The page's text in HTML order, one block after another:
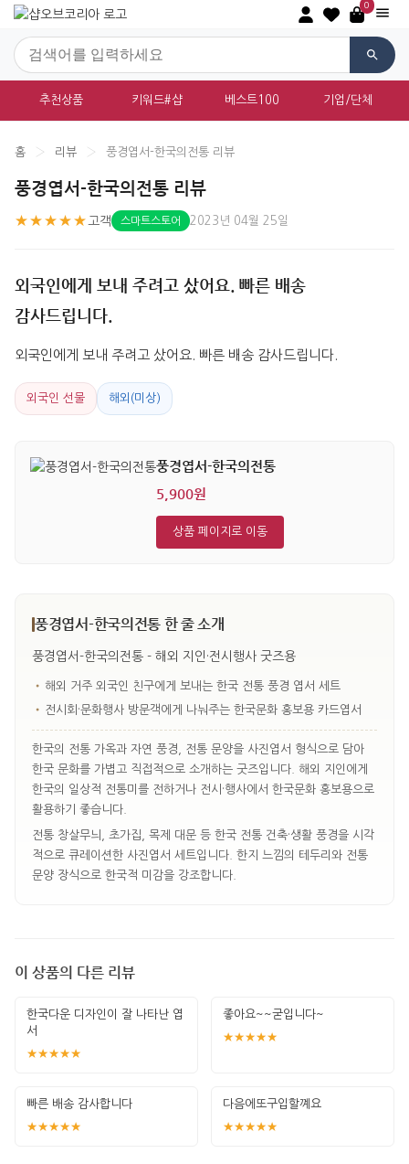
0
추천상품 키워드#샵 베스트100 기업/단체
홈 › 리뷰 › 풍경엽서-한국의전통 리뷰
풍경엽서-한국의전통 리뷰
★★★★★ 고객 스마트스토어 2023년 04월 25일
외국인에게 보내 주려고 샀어요. 빠른 배송
감사드립니다.
외국인에게 보내 주려고 샀어요. 빠른 배송 감사드립니다.
외국인 선물 해외(미상)
풍경엽서-한국의전통
5,900원
상품 페이지로 이동
풍경엽서-한국의전통 한 줄 소개
풍경엽서-한국의전통 - 해외 지인·전시행사 굿즈용
• 해외 거주 외국인 친구에게 보내는 한국 전통 풍경 엽서 세트
• 전시회·문화행사 방문객에게 나눠주는 한국문화 홍보용 카드엽서
한국의 전통 가옥과 자연 풍경, 전통 문양을 사진엽서 형식으로 담아
한국 문화를 가볍고 직접적으로 소개하는 굿즈입니다. 해외 지인에게
한국의 일상적 전통미를 전하거나 전시·행사에서 한국문화 홍보용으로
활용하기 좋습니다.
전통 창살무늬, 초가집, 목제 대문 등 한국 전통 건축·생활 풍경을 시각
적으로 큐레이션한 사진엽서 세트입니다. 한지 느낌의 테두리와 전통
문양 장식으로 한국적 미감을 강조합니다.
이 상품의 다른 리뷰
한국다운 디자인이 잘 나타난 엽
서
★★★★★
좋아요~~굳입니다~
★★★★★
빠른 배송 감사합니다
★★★★★
다음에또구입할꼐요
★★★★★